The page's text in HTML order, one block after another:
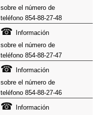
sobre el número de
teléfono 854-88-27-48
☎
Información
sobre el número de
teléfono 854-88-27-47
☎
Información
sobre el número de
teléfono 854-88-27-46
☎
Información